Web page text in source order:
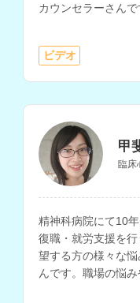
カウンセラーさんで
で、大学でのキャ
ビデオ
甲
臨床
精神科病院にて10
復職・就労支援を
望する方の様々な
んです。職場の悩